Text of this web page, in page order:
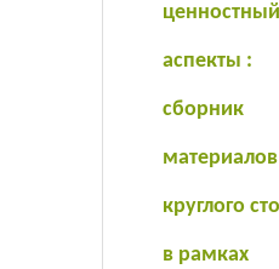
ценностный
аспекты :
сборник
материалов
круглого
в рамках